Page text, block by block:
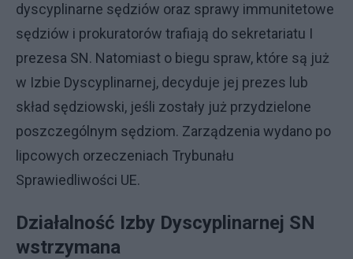
dyscyplinarne sędziów oraz sprawy immunitetowe
sędziów i prokuratorów trafiają do sekretariatu I
prezesa SN. Natomiast o biegu spraw, które są już
w Izbie Dyscyplinarnej, decyduje jej prezes lub
skład sędziowski, jeśli zostały już przydzielone
poszczególnym sędziom. Zarządzenia wydano po
lipcowych orzeczeniach Trybunału
Sprawiedliwości UE.
Działalność Izby Dyscyplinarnej SN
wstrzymana